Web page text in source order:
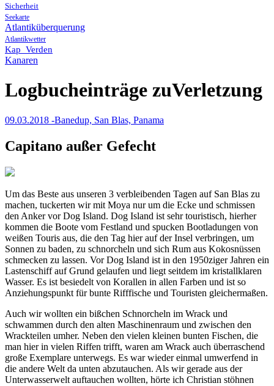
Sicherheit
Seekarte
Atlantiküberquerung
Atlantikwetter
Kap_Verden
Kanaren
Logbucheinträge zuVerletzung
09.03.2018 -Banedup, San Blas, Panama
Capitano außer Gefecht
Um das Beste aus unseren 3 verbleibenden Tagen auf San Blas zu
machen, tuckerten wir mit Moya nur um die Ecke und schmissen
den Anker vor Dog Island. Dog Island ist sehr touristisch, hierher
kommen die Boote vom Festland und spucken Bootladungen von
weißen Touris aus, die den Tag hier auf der Insel verbringen, um
Sonnen zu baden, zu schnorcheln und sich Rum aus Kokosnüssen
schmecken zu lassen. Vor Dog Island ist in den 1950ziger Jahren ein
Lastenschiff auf Grund gelaufen und liegt seitdem im kristallklaren
Wasser. Es ist besiedelt von Korallen in allen Farben und ist so
Anziehungspunkt für bunte Rifffische und Touristen gleichermaßen.
Auch wir wollten ein bißchen Schnorcheln im Wrack und
schwammen durch den alten Maschinenraum und zwischen den
Wrackteilen umher. Neben den vielen kleinen bunten Fischen, die
man hier in vielen Riffen trifft, waren am Wrack auch überraschend
große Exemplare unterwegs. Es war wieder einmal umwerfend in
die andere Welt da unten abzutauchen. Als wir gerade aus der
Unterwasserwelt auftauchen wollten, hörte ich Christian stöhnen